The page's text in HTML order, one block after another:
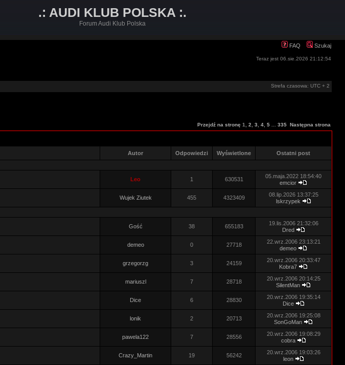
.: AUDI KLUB POLSKA :.
Forum Audi Klub Polska
FAQ Szukaj
Teraz jest 06.sie.2026 21:12:54
Strefa czasowa: UTC + 2
Przejdź na stronę 1 2 3 4 5 335 Następna strona
Autor Odpowiedzi Wyświetlone Ostatni post
Leo 1 630531
05.maja.2022 18:54:40
emcior
Wujek Ziutek 455 4323409
08.lip.2026 13:37:25
lskrzypek
Gość 38 655183
19.lis.2006 21:32:06
Dred
demeo 0 27718
22.wrz.2006 23:13:21
demeo
grzegorzg 3 24159
20.wrz.2006 20:33:47
Kobra7
mariuszl 7 28718
20.wrz.2006 20:14:25
SilentMan
Dice 6 28830
20.wrz.2006 19:35:14
Dice
lonik 2 20713
20.wrz.2006 19:25:08
SonGoMan
pawela122 7 28556
20.wrz.2006 19:08:29
cobra
Crazy_Martin 19 56242
20.wrz.2006 19:03:26
leon